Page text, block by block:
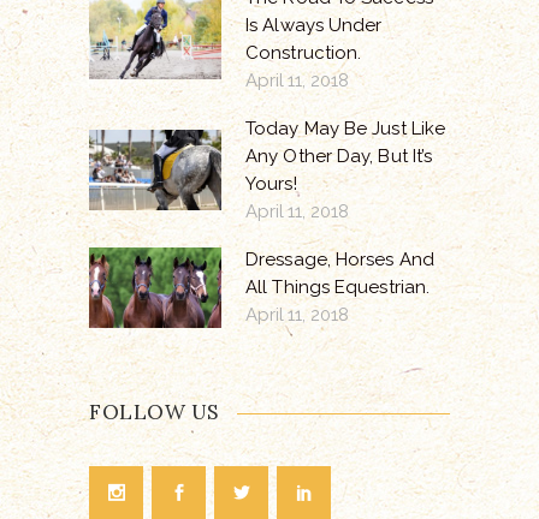
Is Always Under
Construction.
April 11, 2018
Today May Be Just Like
Any Other Day, But It’s
Yours!
April 11, 2018
Dressage, Horses And
All Things Equestrian.
April 11, 2018
FOLLOW US